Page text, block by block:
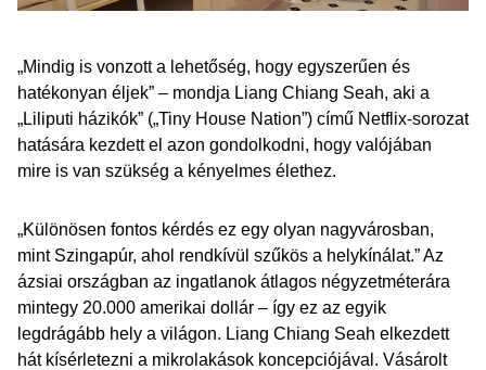
„Mindig is vonzott a lehetőség, hogy egyszerűen és
hatékonyan éljek” – mondja Liang Chiang Seah, aki a
„Liliputi házikók” („Tiny House Nation”) című Netflix-sorozat
hatására kezdett el azon gondolkodni, hogy valójában
mire is van szükség a kényelmes élethez.
„Különösen fontos kérdés ez egy olyan nagyvárosban,
mint Szingapúr, ahol rendkívül szűkös a helykínálat.” Az
ázsiai országban az ingatlanok átlagos négyzetméterára
mintegy 20.000 amerikai dollár – így ez az egyik
legdrágább hely a világon. Liang Chiang Seah elkezdett
hát kísérletezni a mikrolakások koncepciójával. Vásárolt